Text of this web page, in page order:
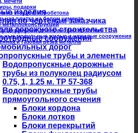
подарки
из стеклофибробетона
плитка на белом цементе
металлоконструкций
для крановых троллеев
модульные жилые и нежилые сооружения
и газовая резка металла
изделия
по чертежам заказчика
дорожного строительства
сооружения
дорог
трубы и элементы
Водопропускные дорожные
трубы из полуколец радиусом
0.75, 1, 1.25 м. ТР 57-368
Водопропускные трубы
прямоугольного сечения
Блоки кордона
Блоки лотков
Блоки перекрытий